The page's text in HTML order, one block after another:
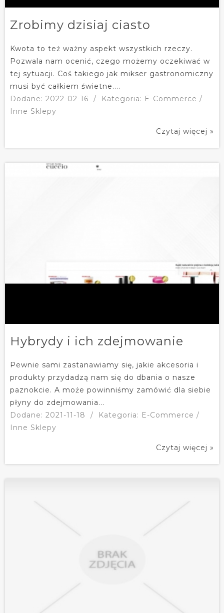
Zrobimy dzisiaj ciasto
Kwota to też ważny aspekt wszystkich rzeczy.
Pozwala nam ocenić, czego możemy oczekiwać w
tej sytuacji. Coś takiego jak mikser gastronomiczny
musi być całkiem świetne....
Dodane: 2022-02-16
/
Kategoria: E-Commerce /
Inne Sklepy
Czytaj więcej »
Hybrydy i ich zdejmowanie
Pewnie sami zastanawiamy się, jakie akcesoria i
produkty przydadzą nam się do dbania o nasze
paznokcie. A może powinniśmy zamówić dla siebie
płyny do zdejmowania...
Dodane: 2021-11-18
/
Kategoria: E-Commerce /
Inne Sklepy
Czytaj więcej »